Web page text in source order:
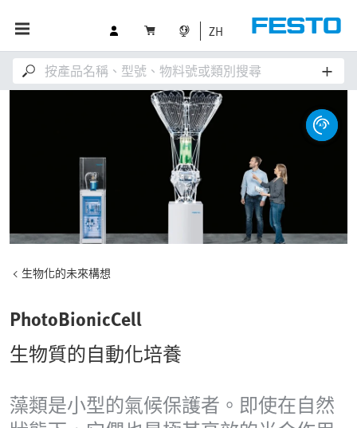
ZH
生物化的未來構想
PhotoBionicCell
生物質的自動化培養
藻類是小型的氣候保護者。即使在自然